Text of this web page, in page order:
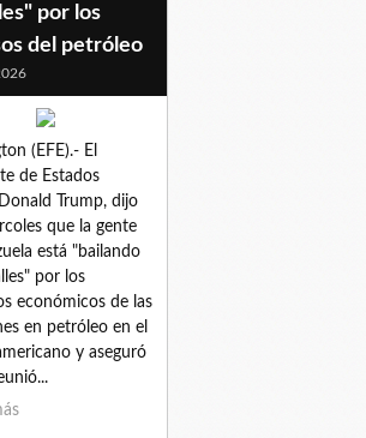
por los
del petróleo
(EFE).- El
de Estados
Trump, dijo
que la gente
está "bailando
por los
económicos de las
en petróleo en el
y aseguró